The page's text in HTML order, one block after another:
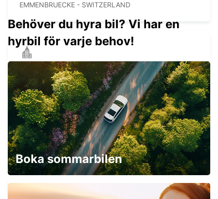
EMMENBRUECKE - SWITZERLAND
CHAM ZUG, AMAG
CHAM - SWITZERLAND
ALTENDORF, ZUERCHERSTRASSE
ALTENDORF - SWITZERLAND
Behöver du hyra bil? Vi har en
hyrbil för varje behov!
Boka sommarbilen